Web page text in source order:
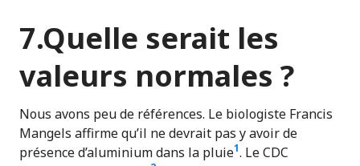
7.Quelle serait les
valeurs normales ?
Nous avons peu de références. Le biologiste Francis
Mangels affirme qu’il ne devrait pas y avoir de
présence d’aluminium dans la pluie1. Le CDC